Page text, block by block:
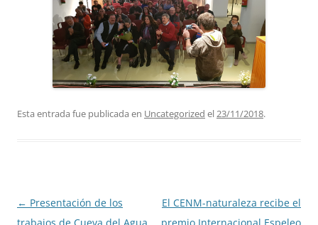
Esta entrada fue publicada en Uncategorized el23/11/2018.
Navegación
← Presentación de los
El CENM-naturaleza recibe el